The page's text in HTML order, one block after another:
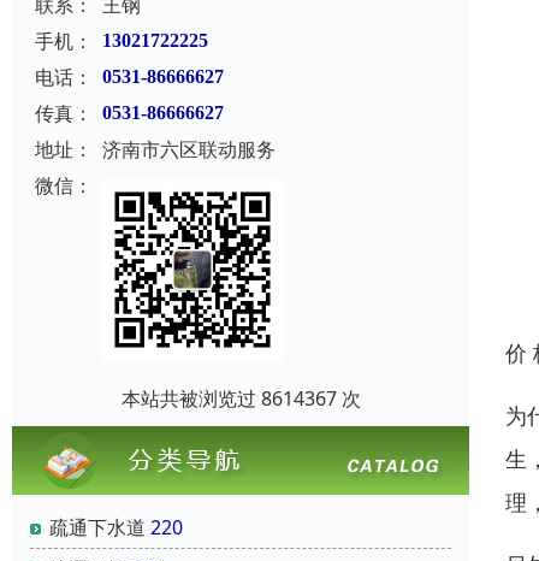
手机：
13021722225
电话： 0531-86666627
传真： 0531-86666627
地址：
济南市六区联动服务
微信：
本站共被浏览过 8614367 次
疏通下水道 220
价
为
生
理